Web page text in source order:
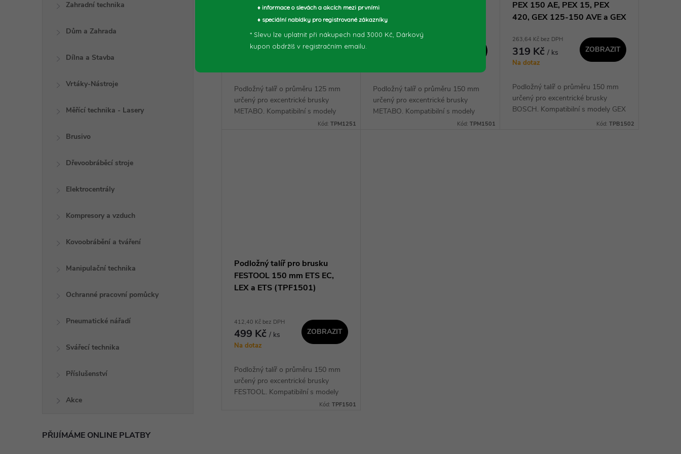
Zahradní technika
Dům a Zahrada
Dílna a Stavba
Vrtáky-Nástroje
Měřící technika - Lasery
Brusivo
Dřevoobráběcí stroje
Elektrocentrály
Kompresory a vzduch
Kovoobrábění a tváření
Manipulační technika
Ochranné pracovní pomůcky
Pneumatické nářadí
Svářecí technika
Příslušenství
Akce
PŘIJÍMÁME ONLINE PLATBY
SXE 3125 a SXE 425
(TPM1251)
288,43 Kč bez DPH
349 Kč DO KOŠÍKU
Podložný talíř o průměru 125 mm
určený pro excentrické brusky
METABO. Kompatibilní s modely
SXE 325, SXE 3125 a SXE 425.
Kód:TPM1251
SXE 3150, SXE 450 TT
(TPM1501)
321,49 Kč bez DPH
Podložný talíř o průměru 150 mm
určený pro excentrické brusky
METABO. Kompatibilní s modely
SXE 3150 a SXE 450 TT. Upínání
Kód: TPM1501
PEX 150 AE, PEX 15, PEX
420, GEX 125-150 AVE a GEX
263,64 Kč bez DPH
319 Kč / ks
Na dotaz
ZOBRAZIT
Podložný talíř o průměru 150 mm
určený pro excentrické brusky
BOSCH. Kompatibilní s modely GEX
150 AC, PEX 150 AE, PEX 15, PEX
Kód: TPB1502
Podložný talíř pro brusku
FESTOOL 150 mm ETS EC,
LEX a ETS (TPF1501)
412,40 Kč bez DPH
499 Kč / ks
Na dotaz
ZOBRAZIT
Podložný talíř o průměru 150 mm
určený pro excentrické brusky
FESTOOL. Kompatibilní s modely
řady ETS EC, LEX a ETS. Upínání
Kód:TPF1501
♦ informace o slevách a akcích mezi prvními
♦ speciální nabídky pro registrované zákazníky
* Slevu lze uplatnit při nákupech nad 3000 Kč, Dárkový
kupon obdržíš v registračním emailu.